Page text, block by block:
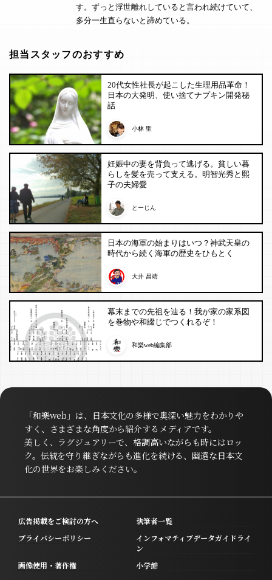
す。ずっと浮世離れしていると言われ続けていて、
多分一生直らないと諦めている。
担当スタッフのおすすめ
20代女性社長が起こした生理用品革命！
日本の大発明、使い捨てナプキン開発秘
話
小林 聖
妊娠中の妻を背負って逃げる。貧しい暮
らしを髪を売って支える。明智光秀と熙
子の夫婦愛
とーじん
日本の海軍の始まりはいつ？神武天皇の
時代から続く海軍の歴史をひもとく
大井 昌靖
幕末までの先祖を辿る！我が家の家系図
を巻物や和綴じでつくれるぞ！
和樂web編集部
「和樂web」は、日本文化の多様で奥深い魅力をわかりや
すく、さまざまな角度から紹介するメディアです。
美しく、ラグジュアリーで、格調高いながらも時にはロッ
ク。伝統を守り継ぎながらも進化を続ける、幽遠な日本文
化の世界をお楽しみください。
広告掲載をご検討の方へ
執筆者一覧
プライバシーポリシー
インフォマティブデータガイドライ
ン
画像使用・著作権
小学館